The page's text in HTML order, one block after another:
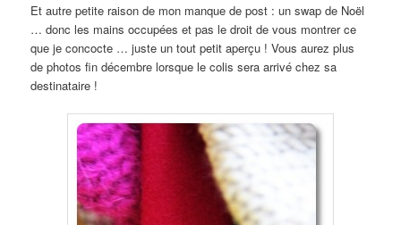
Et autre petite raison de mon manque de post : un swap de Noël
… donc les mains occupées et pas le droit de vous montrer ce
que je concocte … juste un tout petit aperçu ! Vous aurez plus
de photos fin décembre lorsque le colis sera arrivé chez sa
destinataire !